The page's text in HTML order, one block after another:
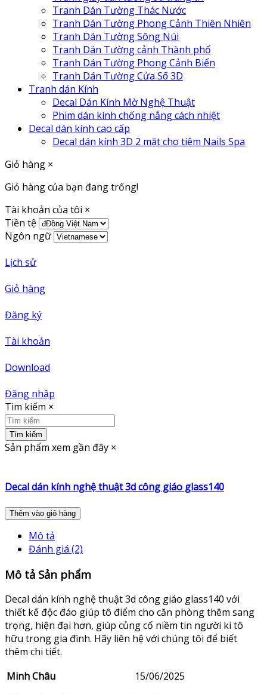
Tranh Dán Tường Thác Nước
Tranh Dán Tường Phong Cảnh Thiên Nhiên
Tranh Dán Tường Sông Núi
Tranh Dán Tường cảnh Thành phố
Tranh Dán Tường Phong Cảnh Biển
Tranh Dán Tường Cửa Sổ 3D
Tranh dán Kính
Decal Dán Kính Mờ Nghệ Thuật
Phim dán kính chống nắng cách nhiệt
Decal dán kính cao cấp
Decal dán kính 3D 2 mặt cho tiệm Nails Spa
Giỏ hàng ×
Giỏ hàng của bạn đang trống!
Tài khoản của tôi ×
Tiền tệ
Ngôn ngữ
Lịch sử
Giỏ hàng
Đăng ký
Tài khoản
Download
Đăng nhập
Tìm kiếm ×
Tìm kiếm
Sản phẩm xem gần đây ×
Decal dán kính nghệ thuật 3d công giáo glass140
Thêm vào giỏ hàng
Mô tả
Đánh giá (2)
Mô tả Sản phẩm
Decal dán kính nghệ thuật 3d công giáo glass140 với
thiết kế độc đáo giúp tô điểm cho căn phòng thêm sang
trọng, hiện đại hơn, giúp củng cố niềm tin người ki tô
hữu trong gia đình. Hãy liên hệ với chúng tôi để biết
thêm chi tiết.
Minh Châu
15/06/2025